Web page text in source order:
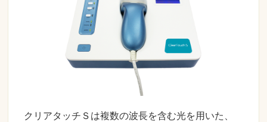
クリアタッチＳは複数の波長を含む光を用いた、